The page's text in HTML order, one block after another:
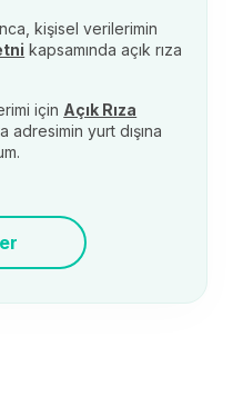
kişisel verilerimin
kapsamında açık rıza
için Açık Rıza
adresimin yurt dışına